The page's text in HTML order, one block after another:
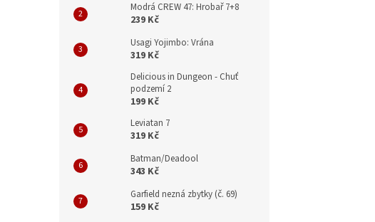
Modrá CREW 47: Hrobař 7+8
239 Kč
Usagi Yojimbo: Vrána
319 Kč
Delicious in Dungeon - Chuť
podzemí 2
199 Kč
Leviatan 7
319 Kč
Batman/Deadool
343 Kč
Garfield nezná zbytky (č. 69)
159 Kč